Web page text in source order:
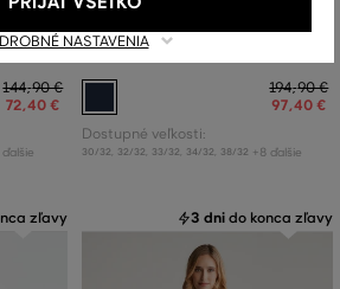
144,90 €
72,40 €
ďalšie
NOHAVICE GANT SLIM CHINOS
194,90 €
97,40 €
Dostupné veľkosti:
30/32 32/32 33/32 34/32 38/32 +8 ďalšie
zľavy 3 dni do konca zľavy
NASTAVENIA